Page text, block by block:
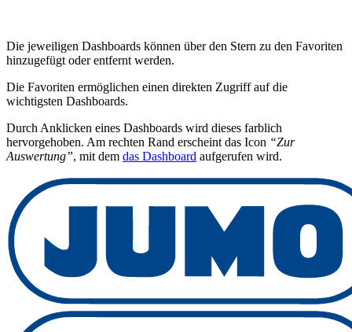
Die jeweiligen Dashboards können über den Stern zu den Favoriten
hinzugefügt oder entfernt werden.
Die Favoriten ermöglichen einen direkten Zugriff auf die
wichtigsten Dashboards.
Durch Anklicken eines Dashboards wird dieses farblich
hervorgehoben. Am rechten Rand erscheint das Icon “Zur
Auswertung”, mit dem das Dashboard aufgerufen wird.